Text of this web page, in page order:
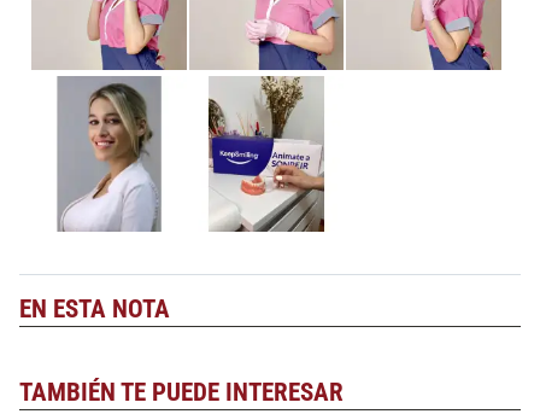
EN ESTA NOTA
TAMBIÉN TE PUEDE INTERESAR